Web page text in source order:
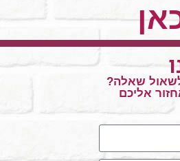
שאלה?
אליכם